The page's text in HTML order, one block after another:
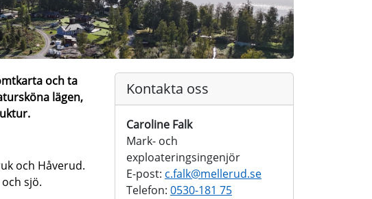
och ta
lägen,
och Håverud.
sjö.
Kontakta oss
Caroline Falk
Mark- och
exploateringsingenjör
E-post: c.falk@mellerud.se
Telefon: 0530-181 75